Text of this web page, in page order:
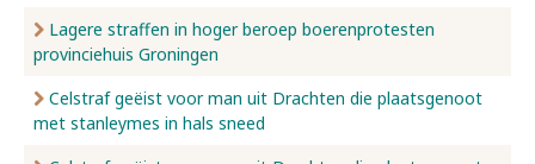
Lagere straffen in hoger beroep boerenprotesten
provinciehuis Groningen
Celstraf geëist voor man uit Drachten die plaatsgenoot
met stanleymes in hals sneed